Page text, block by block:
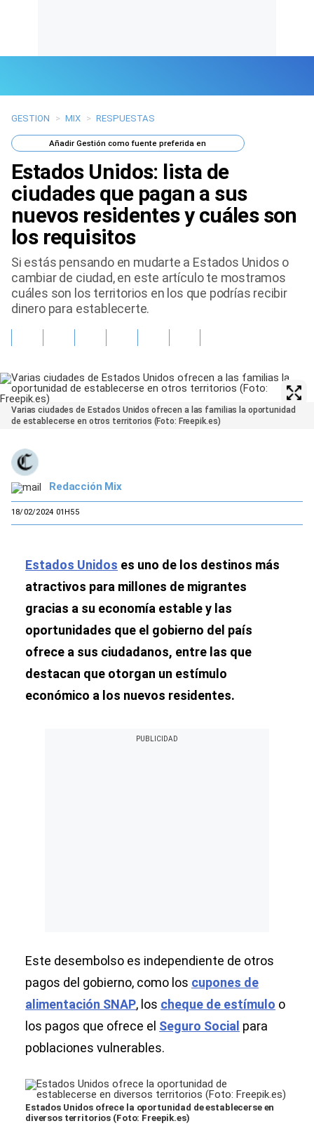
Últimas Noticias
Mi Bolsillo
Respuestas
Gente
Vida Laboral
Tendencias Mix
Sports
GESTION > MIX > RESPUESTAS
AñadirGestión como fuente preferida en
Estados Unidos: lista de
ciudades que pagan a sus
nuevos residentes y cuáles son
los requisitos
Si estás pensando en mudarte a Estados Unidos o
cambiar de ciudad, en este artículo te mostramos
cuáles son los territorios en los que podrías recibir
dinero para establecerte.
Varias ciudades de Estados Unidos ofrecen a las familias la oportunidad
de establecerse en otros territorios (Foto: Freepik.es)
Redacción Mix
18/02/2024 01H55
Estados Unidos es uno de los destinos más
atractivos para millones de migrantes
gracias a su economía estable y las
oportunidades que el gobierno del país
ofrece a sus ciudadanos, entre las que
destacan que otorgan un estímulo
económico a los nuevos residentes.
Este desembolso es independiente de otros
pagos del gobierno, como los cupones de
alimentación SNAP, los cheque de estímulo o
los pagos que ofrece el Seguro Social para
poblaciones vulnerables.
Estados Unidos ofrece la oportunidad de establecerse en
diversos territorios (Foto: Freepik.es)